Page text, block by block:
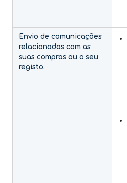
Envio de comunicações
relacionadas com as
suas compras ou o seu
registo.